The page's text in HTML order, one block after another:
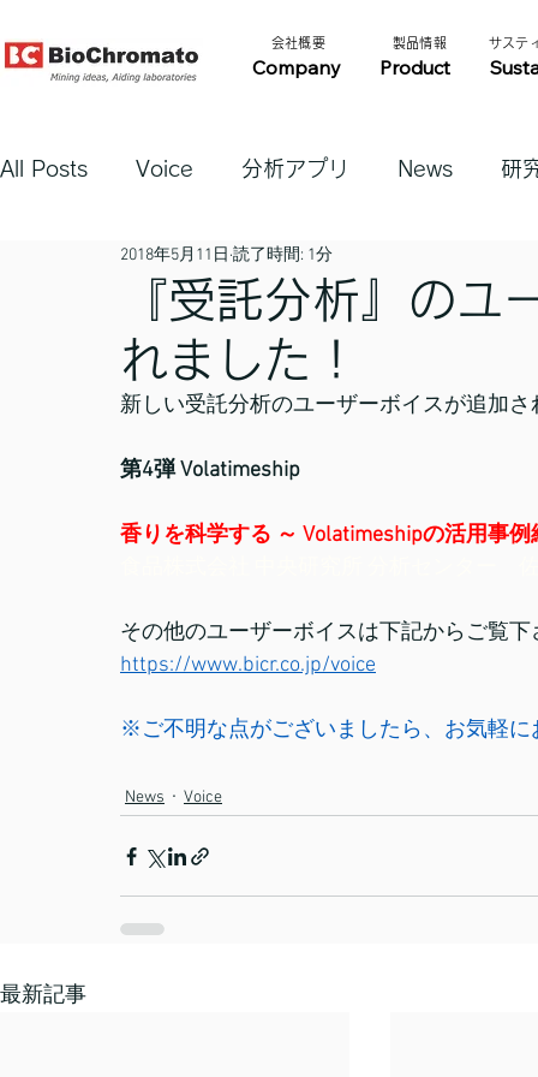
Company Product
​製品情報​​
​会社概要​​ サステ
All Posts Voice 分析アプリ News 研
『受託分析』のユ
れました！
2018年5月11日 読了時間: 1分
新しい受託分析のユーザーボイスが追加さ
第4弾 Volatimeship
香りを科学する ～ Volatimeshipの活用事例
その他のユーザーボイスは下記からご覧下
https://www.bicr.co.jp/voice
※ご不明な点がございましたら、お気軽に
News Voice
最新記事